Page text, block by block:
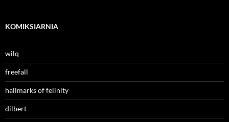
KOMIKSIARNIA
wilq
freefall
hallmarks of felinity
dilbert